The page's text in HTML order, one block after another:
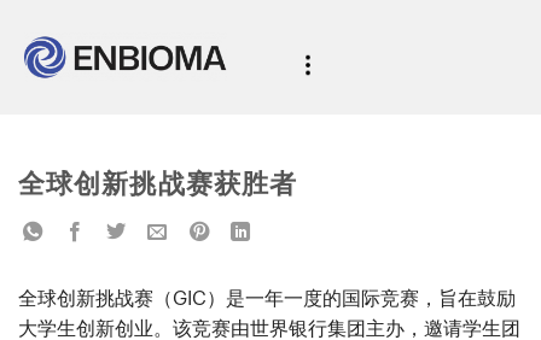
全球创新挑战赛获胜者
全球创新挑战赛（GIC）是一年一度的国际竞赛，旨在鼓励
大学生创新创业。该竞赛由世界银行集团主办，邀请学生团